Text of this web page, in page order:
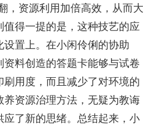
，资源利用加倍高效，从而大
得一提的是，这种技艺的应
设置上。在小闲伶俐的协助
料创造的答题卡能够与试卷
用度，而且减少了对环境的
资源治理方法，无疑为教诲
了新的思绪。总结起来，小